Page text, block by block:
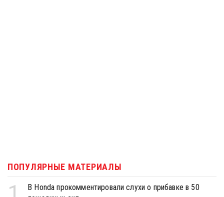
ПОПУЛЯРНЫЕ МАТЕРИАЛЫ
В Honda прокомментировали слухи о прибавке в 50